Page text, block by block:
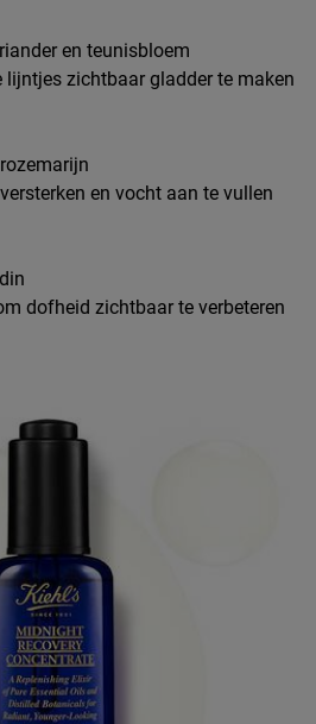
en teunisbloem
lijntjes zichtbaar gladder te maken
en vocht aan te vullen
dofheid zichtbaar te verbeteren